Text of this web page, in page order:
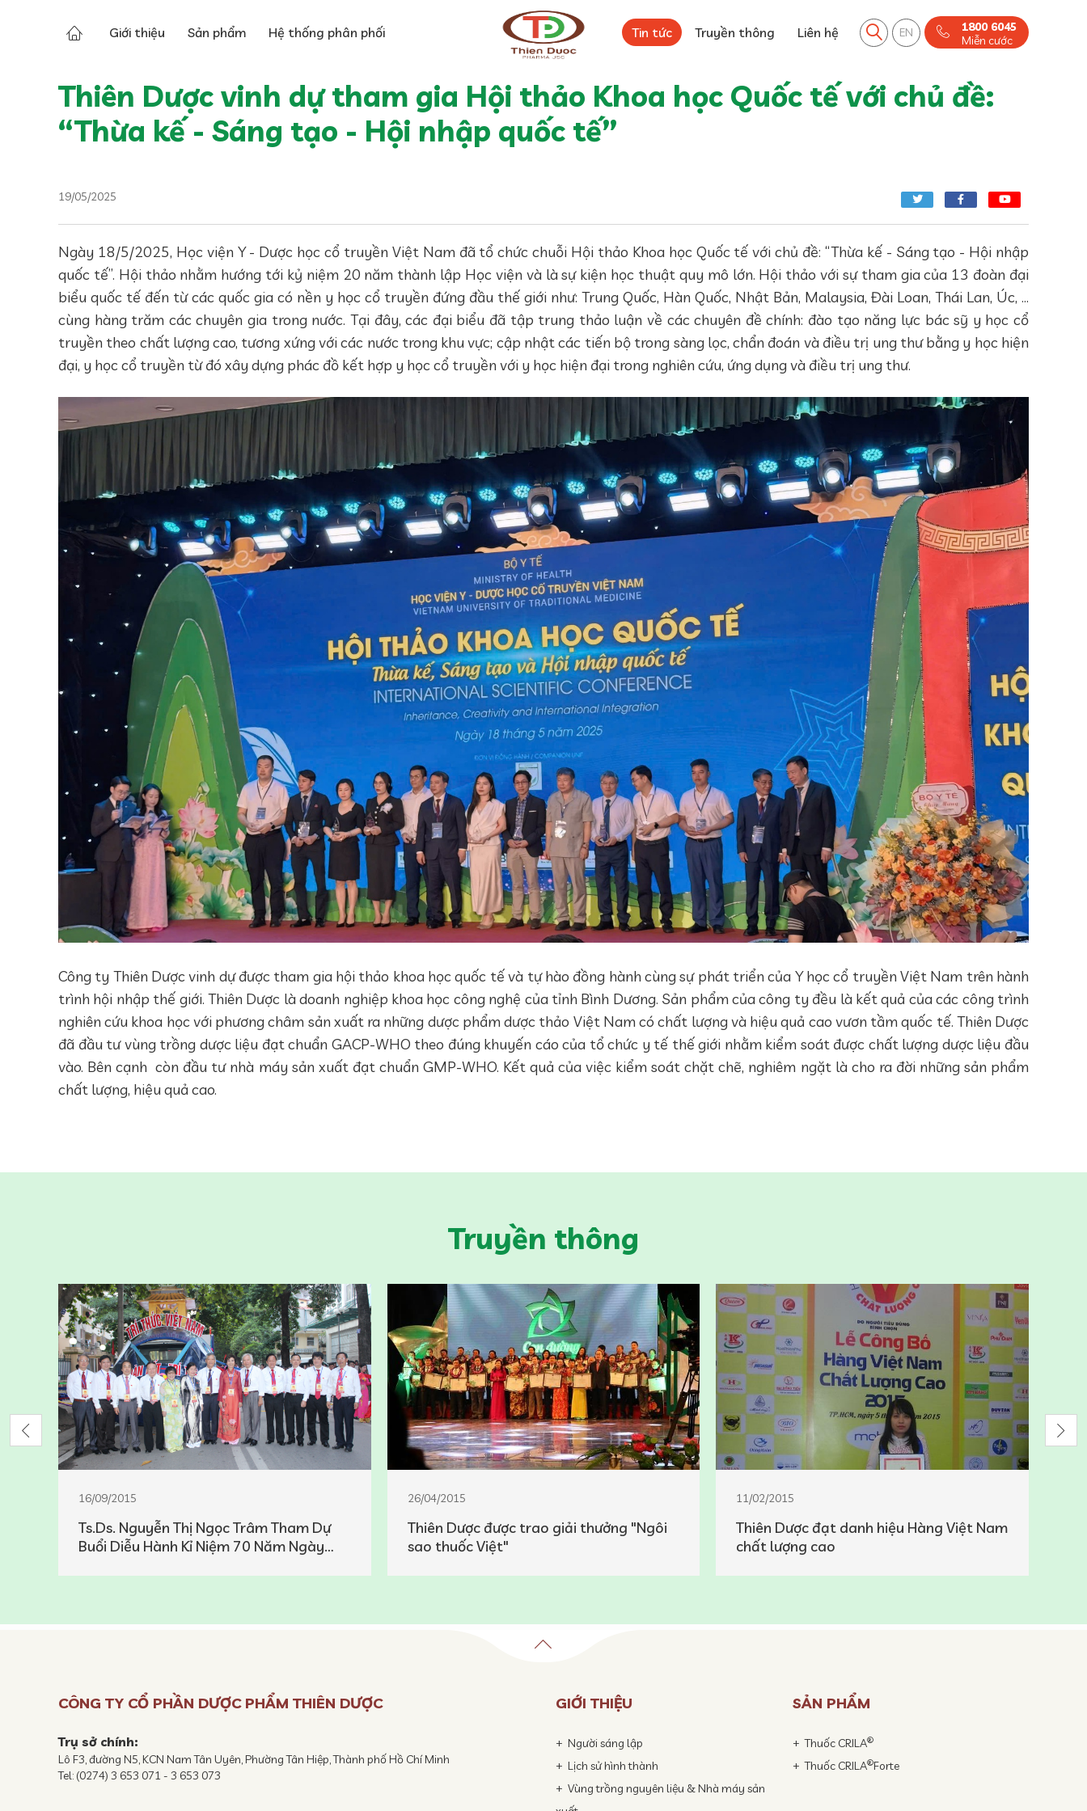
Giới thiệu Sản phẩm Hệ thống phân phối Tin tức Truyền thông Liên hệ EN
1800 6045
Miễn cước
Thiên Dược vinh dự tham gia Hội thảo Khoa học Quốc tế với chủ đề:
“Thừa kế - Sáng tạo - Hội nhập quốc tế”
19/05/2025
Ngày 18/5/2025, Học viện Y - Dược học cổ truyền Việt Nam đã tổ chức chuỗi Hội thảo Khoa học Quốc tế với chủ đề: “Thừa kế - Sáng tạo - Hội nhập
quốc tế”. Hội thảo nhằm hướng tới kỷ niệm 20 năm thành lập Học viện và là sự kiện học thuật quy mô lớn. Hội thảo với sự tham gia của 13 đoàn đại
biểu quốc tế đến từ các quốc gia có nền y học cổ truyền đứng đầu thế giới như: Trung Quốc, Hàn Quốc, Nhật Bản, Malaysia, Đài Loan, Thái Lan, Úc, ...
cùng hàng trăm các chuyên gia trong nước. Tại đây, các đại biểu đã tập trung thảo luận về các chuyên đề chính: đào tạo năng lực bác sỹ y học cổ
truyền theo chất lượng cao, tương xứng với các nước trong khu vực; cập nhật các tiến bộ trong sàng lọc, chẩn đoán và điều trị ung thư bằng y học hiện
đại, y học cổ truyền từ đó xây dựng phác đồ kết hợp y học cổ truyền với y học hiện đại trong nghiên cứu, ứng dụng và điều trị ung thư.
Công ty Thiên Dược vinh dự được tham gia hội thảo khoa học quốc tế và tự hào đồng hành cùng sự phát triển của Y học cổ truyền Việt Nam trên hành
trình hội nhập thế giới. Thiên Dược là doanh nghiệp khoa học công nghệ của tỉnh Bình Dương. Sản phẩm của công ty đều là kết quả của các công trình
nghiên cứu khoa học với phương châm sản xuất ra những dược phẩm dược thảo Việt Nam có chất lượng và hiệu quả cao vươn tầm quốc tế. Thiên Dược
đã đầu tư vùng trồng dược liệu đạt chuẩn GACP-WHO theo đúng khuyến cáo của tổ chức y tế thế giới nhằm kiểm soát được chất lượng dược liệu đầu
vào. Bên cạnh còn đầu tư nhà máy sản xuất đạt chuẩn GMP-WHO. Kết quả của việc kiểm soát chặt chẽ, nghiêm ngặt là cho ra đời những sản phẩm
chất lượng, hiệu quả cao.
Truyền thông
16/09/2015
Ts.Ds. Nguyễn Thị Ngọc Trâm Tham Dự
Buổi Diễu Hành Kỉ Niệm 70 Năm Ngày
26/04/2015
Thiên Dược được trao giải thưởng "Ngôi
sao thuốc Việt"
11/02/2015
Thiên Dược đạt danh hiệu Hàng Việt Nam
chất lượng cao
CÔNG TY CỔ PHẦN DƯỢC PHẨM THIÊN DƯỢC
Trụ sở chính:
Lô F3, đường N5, KCN Nam Tân Uyên, Phường Tân Hiệp, Thành phố Hồ Chí Minh
Tel: (0274) 3 653 071 - 3 653 073
GIỚI THIỆU
Người sáng lập
Lịch sử hình thành
Vùng trồng nguyên liệu & Nhà máy sản
SẢN PHẨM
Thuốc CRILA®
Thuốc CRILA®Forte